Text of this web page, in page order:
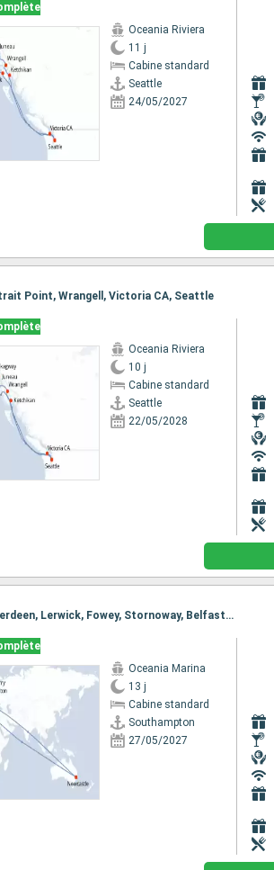
Oceania Riviera
11 j
Cabine standard
Seattle
24/05/2027
Point, Wrangell, Victoria CA, Seattle
Oceania Riviera
10 j
Cabine standard
Seattle
22/05/2028
Itinéraire : Southampton, Newcastle, Queensferry, Aberdeen, Lerwick, Fowey, Stornoway, Belfast, Liverpool, Cork, Falmouth, Southampton
Oceania Marina
13 j
Cabine standard
Southampton
27/05/2027